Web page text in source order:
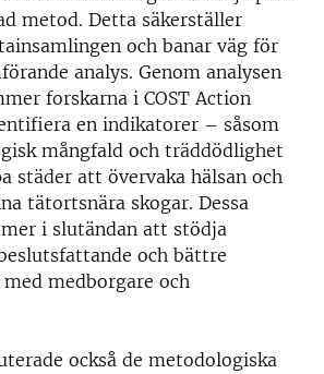
metod. Detta säkerställer
och banar väg för
analys. Genom analysen
forskarna i COST Action
en indikatorer – såsom
mångfald och träddödlighet
städer att övervaka hälsan och
tätortsnära skogar. Dessa
i slutändan att stödja
och bättre
medborgare och
också de metodologiska